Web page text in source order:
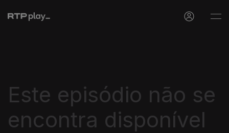
Este episódio não se
encontra disponível